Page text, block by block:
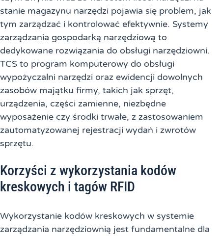
stanie magazynu narzędzi pojawia się problem, jak
tym zarządzać i kontrolować efektywnie. Systemy
zarządzania gospodarką narzędziową to
dedykowane rozwiązania do obsługi narzędziowni.
TCS to program komputerowy do obsługi
wypożyczalni narzędzi oraz ewidencji dowolnych
zasobów majątku firmy, takich jak sprzęt,
urządzenia, części zamienne, niezbędne
wyposażenie czy środki trwałe, z zastosowaniem
zautomatyzowanej rejestracji wydań i zwrotów
sprzętu.
Korzyści z wykorzystania kodów
kreskowych i tagów RFID
Wykorzystanie kodów kreskowych w systemie
zarządzania narzędziownią jest fundamentalne dla